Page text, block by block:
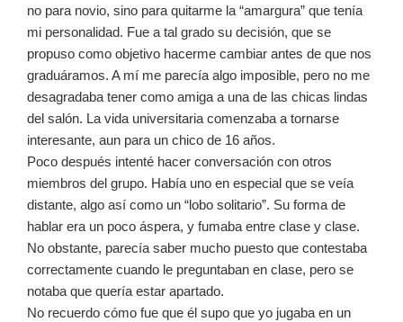
no para novio, sino para quitarme la “amargura” que tenía
mi personalidad. Fue a tal grado su decisión, que se
propuso como objetivo hacerme cambiar antes de que nos
graduáramos. A mí me parecía algo imposible, pero no me
desagradaba tener como amiga a una de las chicas lindas
del salón. La vida universitaria comenzaba a tornarse
interesante, aun para un chico de 16 años.
Poco después intenté hacer conversación con otros
miembros del grupo. Había uno en especial que se veía
distante, algo así como un “lobo solitario”. Su forma de
hablar era un poco áspera, y fumaba entre clase y clase.
No obstante, parecía saber mucho puesto que contestaba
correctamente cuando le preguntaban en clase, pero se
notaba que quería estar apartado.
No recuerdo cómo fue que él supo que yo jugaba en un